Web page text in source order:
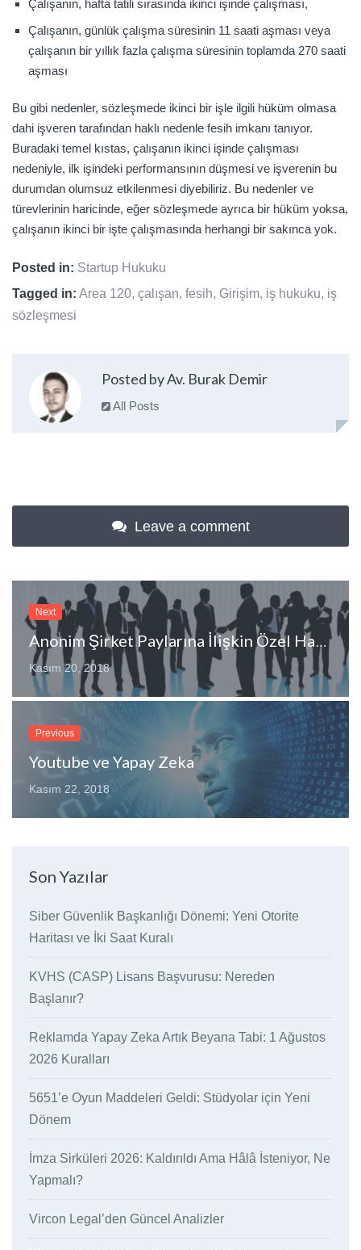
Çalışanın, hafta tatili sırasında ikinci işinde çalışması,
Çalışanın, günlük çalışma süresinin 11 saati aşması veya
çalışanın bir yıllık fazla çalışma süresinin toplamda 270 saati
aşması
Bu gibi nedenler, sözleşmede ikinci bir işle ilgili hüküm olmasa
dahi işveren tarafından haklı nedenle fesih imkanı tanıyor.
Buradaki temel kıstas, çalışanın ikinci işinde çalışması
nedeniyle, ilk işindeki performansının düşmesi ve işverenin bu
durumdan olumsuz etkilenmesi diyebiliriz. Bu nedenler ve
türevlerinin haricinde, eğer sözleşmede ayrıca bir hüküm yoksa,
çalışanın ikinci bir işte çalışmasında herhangi bir sakınca yok.
Posted in: Startup Hukuku
Tagged in: Area 120, çalışan, fesih, Girişim, iş hukuku, iş
sözleşmesi
Posted by Av. Burak Demir
All Posts
Leave a comment
Next
Anonim Şirket Paylarına İlişkin Özel Haklar
Kasım 20, 2018
Previous
Youtube ve Yapay Zeka
Kasım 22, 2018
Son Yazılar
Siber Güvenlik Başkanlığı Dönemi: Yeni Otorite
Haritası ve İki Saat Kuralı
KVHS (CASP) Lisans Başvurusu: Nereden
Başlanır?
Reklamda Yapay Zeka Artık Beyana Tabi: 1 Ağustos
2026 Kuralları
5651’e Oyun Maddeleri Geldi: Stüdyolar için Yeni
Dönem
İmza Sirküleri 2026: Kaldırıldı Ama Hâlâ İsteniyor, Ne
Yapmalı?
Vircon Legal’den Güncel Analizler